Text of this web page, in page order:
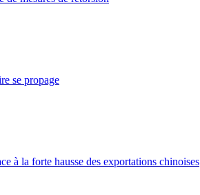
se propage
à la forte hausse des exportations chinoises